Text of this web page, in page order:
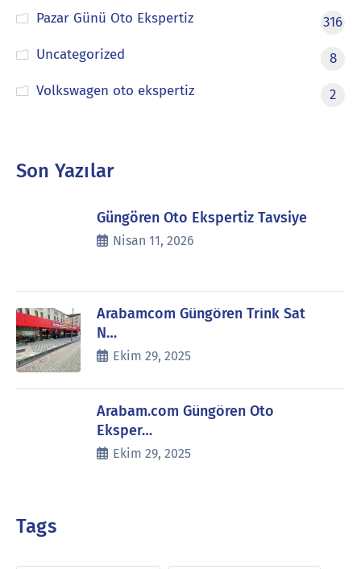
Pazar Günü Oto Ekspertiz
316
Uncategorized
8
Volkswagen oto ekspertiz
2
Son Yazılar
Güngören Oto Ekspertiz Tavsiye
Nisan 11, 2026
Arabamcom Güngören Trink Sat
N…
Ekim 29, 2025
Arabam.com Güngören Oto
Eksper…
Ekim 29, 2025
Tags